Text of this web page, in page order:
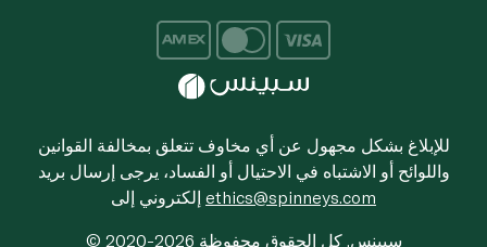
للإبلاغ بشكل مجهول عن أي مخاوف تتعلق بمخالفة القوانين
واللوائح أو الاشتباه في الاحتيال أو الفساد، يرجى إرسال بريد
ethics@spinneys.com
© 2020-2026 سبينس. كل الحقوق محفوظة